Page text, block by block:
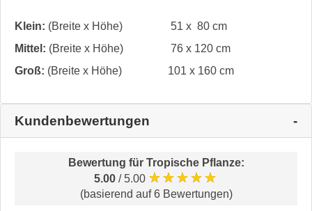
Klein: (Breite x Höhe)
51 x 80 cm
Mittel: (Breite x Höhe)
76 x 120 cm
Groß: (Breite x Höhe) 101 x 160 cm
Kundenbewertungen
Bewertung für Tropische Pflanze:
5.00 / 5.00 ★★★★★
(basierend auf 6 Bewertungen)